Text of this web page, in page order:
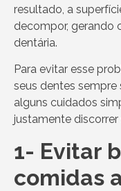
resultado, a
decompor, gerando
dentária.
Para evitar esse
seus dentes sempre
alguns cuidados
justamente
1- Evitar
comidas